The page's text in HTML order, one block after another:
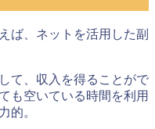
ば、ネットを活用した副
て、収入を得ることがで
も空いている時間を利用
的。